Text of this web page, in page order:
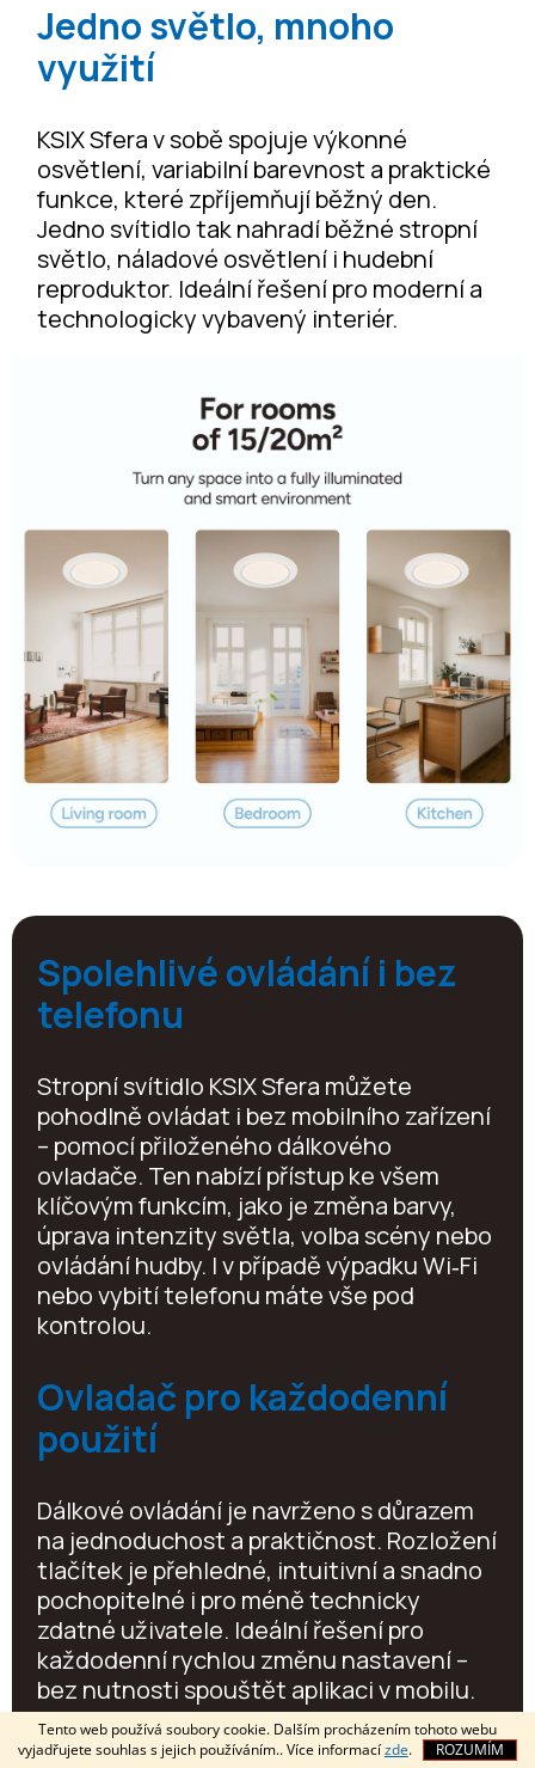
Tento web používá soubory cookie. Dalším procházením tohoto webu
vyjadřujete souhlas s jejich používáním.. Více informacízde. ROZUMÍM
Jedno světlo, mnoho
využití
KSIX Sfera v sobě spojuje výkonné
osvětlení, variabilní barevnost a praktické
funkce, které zpříjemňují běžný den.
Jedno svítidlo tak nahradí běžné stropní
světlo, náladové osvětlení i hudební
reproduktor. Ideální řešení pro moderní a
technologicky vybavený interiér.
Spolehlivé ovládání i bez
telefonu
Stropní svítidlo KSIX Sfera můžete
pohodlně ovládat i bez mobilního zařízení
– pomocí přiloženého dálkového
ovladače. Ten nabízí přístup ke všem
klíčovým funkcím, jako je změna barvy,
úprava intenzity světla, volba scény nebo
ovládání hudby. I v případě výpadku Wi‑Fi
nebo vybití telefonu máte vše pod
kontrolou.
Ovladač pro každodenní
použití
Dálkové ovládání je navrženo s důrazem
na jednoduchost a praktičnost. Rozložení
tlačítek je přehledné, intuitivní a snadno
pochopitelné i pro méně technicky
zdatné uživatele. Ideální řešení pro
každodenní rychlou změnu nastavení –
bez nutnosti spouštět aplikaci v mobilu.